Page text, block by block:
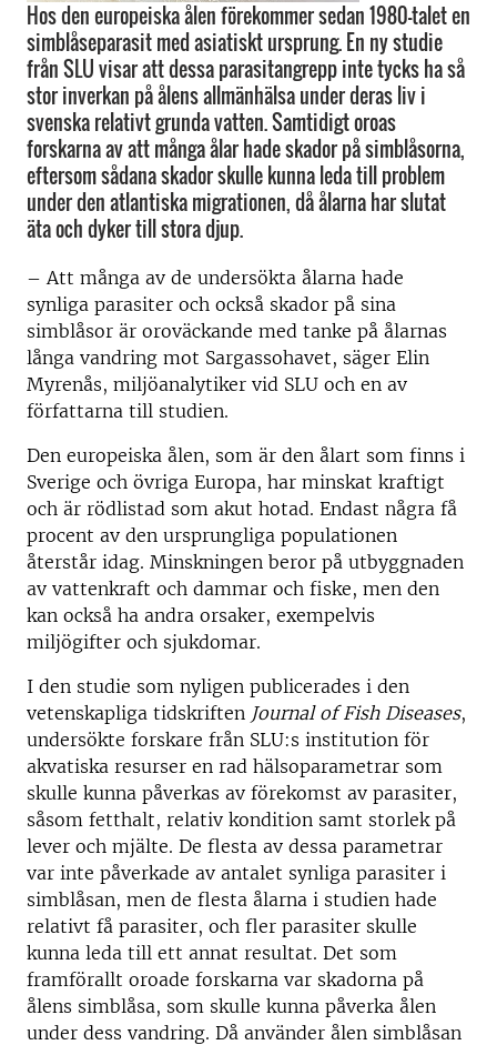
Hos den europeiska ålen förekommer sedan 1980-talet en
simblåseparasit med asiatiskt ursprung. En ny studie
från SLU visar att dessa parasitangrepp inte tycks ha så
stor inverkan på ålens allmänhälsa under deras liv i
svenska relativt grunda vatten. Samtidigt oroas
forskarna av att många ålar hade skador på simblåsorna,
eftersom sådana skador skulle kunna leda till problem
under den atlantiska migrationen, då ålarna har slutat
äta och dyker till stora djup.
– Att många av de undersökta ålarna hade
synliga parasiter och också skador på sina
simblåsor är oroväckande med tanke på ålarnas
långa vandring mot Sargassohavet, säger Elin
Myrenås, miljöanalytiker vid SLU och en av
författarna till studien.
Den europeiska ålen, som är den ålart som finns i
Sverige och övriga Europa, har minskat kraftigt
och är rödlistad som akut hotad. Endast några få
procent av den ursprungliga populationen
återstår idag. Minskningen beror på utbyggnaden
av vattenkraft och dammar och fiske, men den
kan också ha andra orsaker, exempelvis
miljögifter och sjukdomar.
I den studie som nyligen publicerades i den
vetenskapliga tidskriften Journal of Fish Diseases,
undersökte forskare från SLU:s institution för
akvatiska resurser en rad hälsoparametrar som
skulle kunna påverkas av förekomst av parasiter,
såsom fetthalt, relativ kondition samt storlek på
lever och mjälte. De flesta av dessa parametrar
var inte påverkade av antalet synliga parasiter i
simblåsan, men de flesta ålarna i studien hade
relativt få parasiter, och fler parasiter skulle
kunna leda till ett annat resultat. Det som
framförallt oroade forskarna var skadorna på
ålens simblåsa, som skulle kunna påverka ålen
under dess vandring. Då använder ålen simblåsan